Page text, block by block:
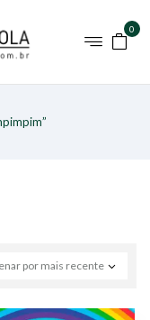
0
por mais recente